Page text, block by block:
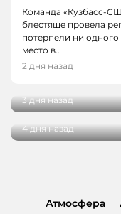
Команда «Кузбасс-
блестяще провела
потерпели ни
место в..
2 дня назад
НОВОСТИ,
В Кемерове
3 дня назад
НОВОСТИ,
НОВОКУЗНЕЦКА
проектов
4 дня назад
Атмосфера